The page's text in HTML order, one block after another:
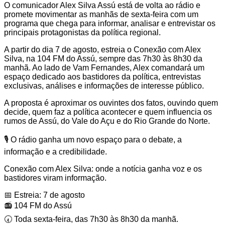
O comunicador Alex Silva Assú está de volta ao rádio e
promete movimentar as manhãs de sexta-feira com um
programa que chega para informar, analisar e entrevistar os
principais protagonistas da política regional.
A partir do dia 7 de agosto, estreia o Conexão com Alex
Silva, na 104 FM do Assú, sempre das 7h30 às 8h30 da
manhã. Ao lado de Vam Fernandes, Alex comandará um
espaço dedicado aos bastidores da política, entrevistas
exclusivas, análises e informações de interesse público.
A proposta é aproximar os ouvintes dos fatos, ouvindo quem
decide, quem faz a política acontecer e quem influencia os
rumos de Assú, do Vale do Açu e do Rio Grande do Norte.
🎙️ O rádio ganha um novo espaço para o debate, a
informação e a credibilidade.
Conexão com Alex Silva: onde a notícia ganha voz e os
bastidores viram informação.
📅 Estreia: 7 de agosto
📻 104 FM do Assú
🕢 Toda sexta-feira, das 7h30 às 8h30 da manhã.